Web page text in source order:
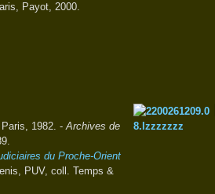
Payot, 2000.
Paris, 1982. -Archives de
du Proche-Orient
PUV, coll. Temps &